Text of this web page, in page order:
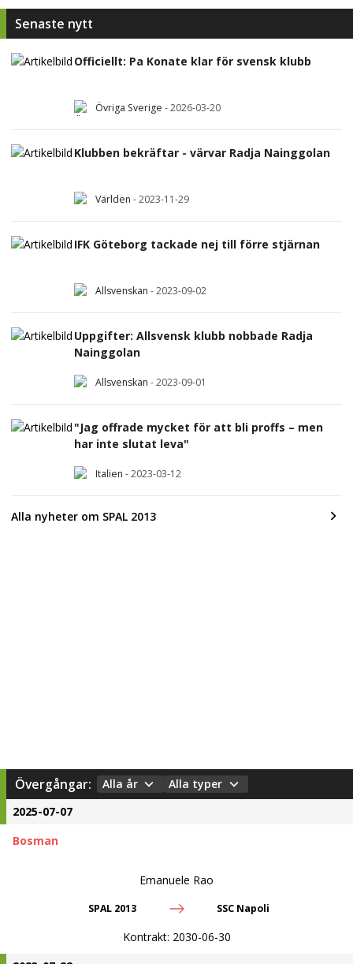
Senaste nytt
Officiellt: Pa Konate klar för svensk klubb
Övriga Sverige -2026-03-20
Klubben bekräftar - värvar Radja Nainggolan
Världen -2023-11-29
IFK Göteborg tackade nej till förre stjärnan
Allsvenskan -2023-09-02
Uppgifter: Allsvensk klubb nobbade Radja
Nainggolan
Allsvenskan -2023-09-01
"Jag offrade mycket för att bli proffs – men
har inte slutat leva"
Italien -2023-03-12
Alla nyheter om SPAL 2013
Övergångar: Alla år
Alla typer
2025-07-07
Bosman
Emanuele Rao
SPAL 2013 SSC Napoli
Kontrakt: 2030-06-30